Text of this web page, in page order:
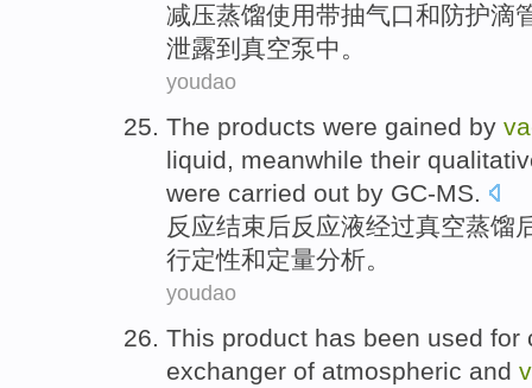
减压蒸馏使用带抽气口和防护滴
泄露到 真空泵中。
youdao
The products were gained by
liquid, meanwhile their
were carried out by GC-MS.
反应结束后反应液经过真空蒸馏
行定性和定量分析。
youdao
This product has been used for
exchanger of atmospheric and